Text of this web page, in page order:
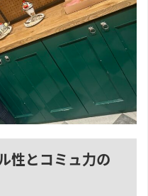
性とコミュ力の